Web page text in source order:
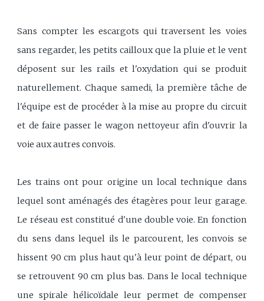
Sans compter les escargots qui traversent les voies
sans regarder, les petits cailloux que la pluie et le vent
déposent sur les rails et l'oxydation qui se produit
naturellement. Chaque samedi, la première tâche de
l'équipe est de procéder à la mise au propre du circuit
et de faire passer le wagon nettoyeur afin d'ouvrir la
voie aux autres convois.
Les trains ont pour origine un local technique dans
lequel sont aménagés des étagères pour leur garage.
Le réseau est constitué d'une double voie. En fonction
du sens dans lequel ils le parcourent, les convois se
hissent 90 cm plus haut qu'à leur point de départ, ou
se retrouvent 90 cm plus bas. Dans le local technique
une spirale hélicoïdale leur permet de compenser